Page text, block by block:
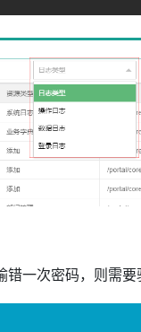
错一次密码，则需要